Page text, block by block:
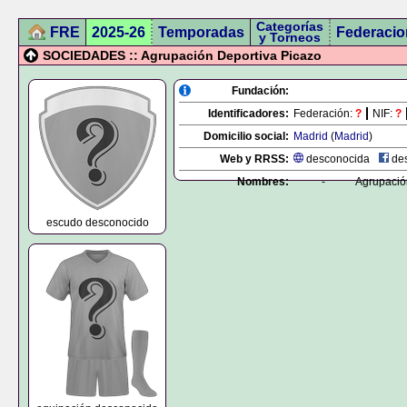
FRE 2025-26 Temporadas Categorías
y Torneos
SOCIEDADES :: Agrupación Deportiva Picazo
escudo desconocido
Fundación:
Identificadores: Federación: ? NIF: ?
Domicilio social: Madrid (Madrid)
Web y RRSS:
desconocida
Nombres:
-